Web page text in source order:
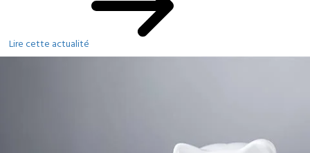
Lire cette actualité